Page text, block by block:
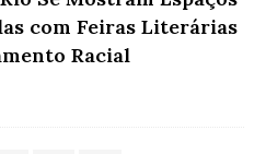
com Feiras Literárias
Racial